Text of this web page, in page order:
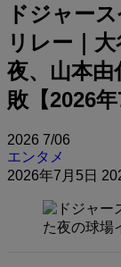
ドジャー
リレー｜
夜、山本
敗【2026年
2026 7/06
エンタメ
2026年7月5日